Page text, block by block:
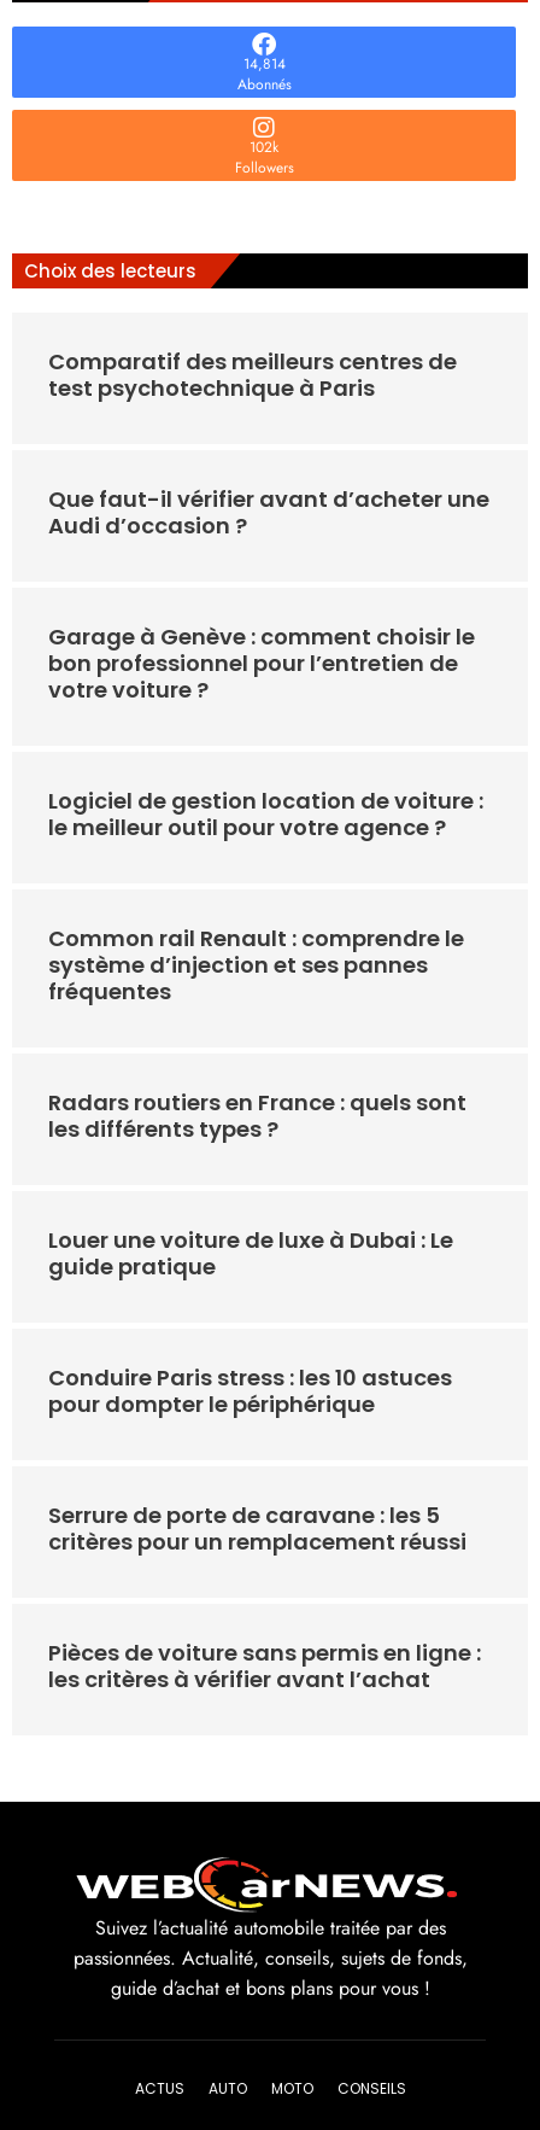
14,814
Abonnés
102k
Followers
Choix des lecteurs
Comparatif des meilleurs centres de
test psychotechnique à Paris
Que faut-il vérifier avant d’acheter une
Audi d’occasion ?
Garage à Genève : comment choisir le
bon professionnel pour l’entretien de
votre voiture ?
Logiciel de gestion location de voiture :
le meilleur outil pour votre agence ?
Common rail Renault : comprendre le
système d’injection et ses pannes
fréquentes
Radars routiers en France : quels sont
les différents types ?
Louer une voiture de luxe à Dubai : Le
guide pratique
Conduire Paris stress : les 10 astuces
pour dompter le périphérique
Serrure de porte de caravane : les 5
critères pour un remplacement réussi
Pièces de voiture sans permis en ligne :
les critères à vérifier avant l’achat
Suivez l’actualité automobile traitée par des
passionnées. Actualité, conseils, sujets de fonds,
guide d’achat et bons plans pour vous !
ACTUS AUTO MOTO CONSEILS